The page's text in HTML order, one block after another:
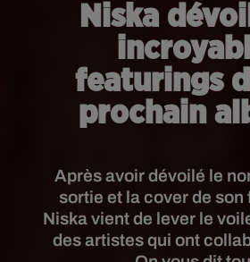
Niska
featurings
prochain
Après avoir dévoilé le
sortie et la cover de son
Niska vient de lever le
des artistes qui ont